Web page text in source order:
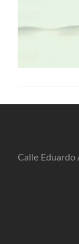
Calle Eduardo